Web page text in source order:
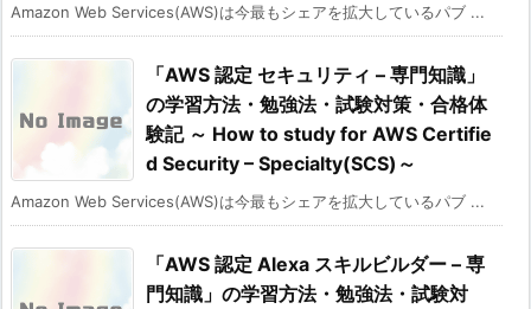
Amazon Web Services(AWS)は今最もシェアを拡大しているパブ ...
「AWS 認定 セキュリティ – 専門知識」
の学習方法・勉強法・試験対策・合格体
験記 ～ How to study for AWS Certifie
d Security – Specialty(SCS)～
Amazon Web Services(AWS)は今最もシェアを拡大しているパブ ...
「AWS 認定 Alexa スキルビルダー – 専
門知識」の学習方法・勉強法・試験対